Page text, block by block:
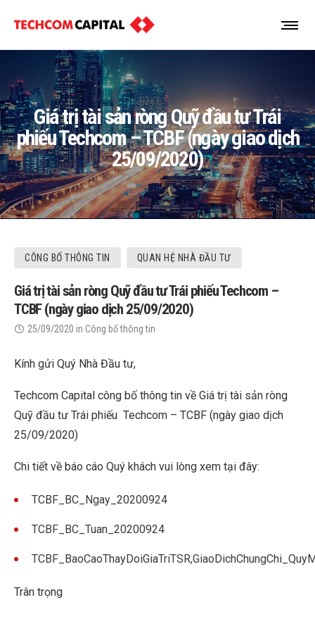
Giá trị tài sản ròng Quỹ đầu tư Trái
phiếu Techcom – TCBF (ngày giao dịch
25/09/2020)
CÔNG BỐ THÔNG TIN QUAN HỆ NHÀ ĐẦU TƯ
Giá trị tài sản ròng Quỹ đầu tư Trái phiếu Techcom –
TCBF (ngày giao dịch 25/09/2020)
25/09/2020 in Công bố thông tin
Kính gửi Quý Nhà Đầu tư,
Techcom Capital công bố thông tin về Giá trị tài sản ròng
Quỹ đầu tư Trái phiếu Techcom – TCBF (ngày giao dịch
25/09/2020)
Chi tiết về báo cáo Quý khách vui lòng xem tại đây:
TCBF_BC_Ngay_20200924
TCBF_BC_Tuan_20200924
Trân trọng